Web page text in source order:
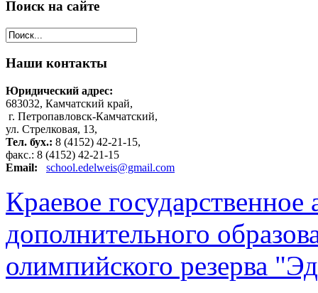
Поиск на сайте
Наши контакты
Юридический адрес:
683032, Камчатский край,
г. Петропавловск-Камчатский,
ул. Стрелковая, 13,
Тел. бух.: 8 (4152) 42-21-15,
факс.: 8 (4152) 42-21-15
Email:
school.edelweis@gmail.com
Краевое
дополнительного
олимпийского резерва